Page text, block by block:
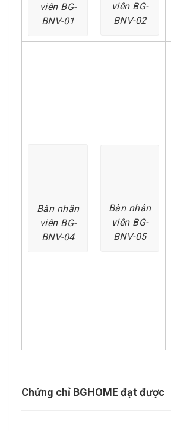
viên BG-
BNV-01
viên BG-
BNV-02
Bàn nhân
viên BG-
BNV-04
Bàn nhân
viên BG-
BNV-05
Chứng chỉ BGHOME đạt được